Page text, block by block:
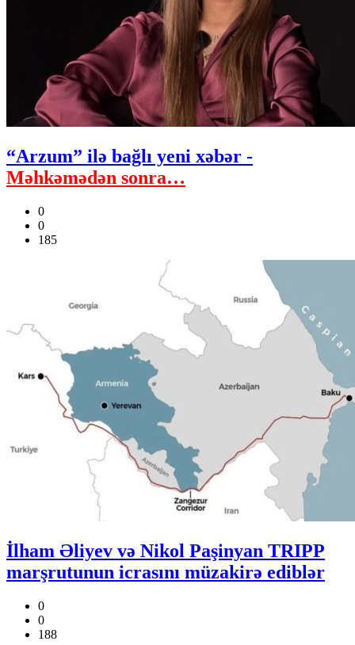
“Arzum” ilə bağlı yeni xəbər -
Məhkəmədən sonra…
0
0
185
İlham Əliyev və Nikol Paşinyan TRIPP
marşrutunun icrasını müzakirə ediblər
0
0
188